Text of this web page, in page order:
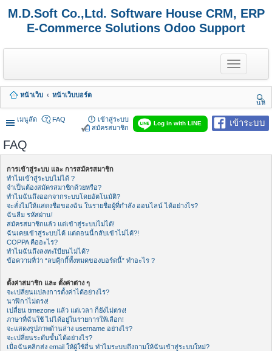
M.D.Soft Co.,Ltd. Software House CRM, ERP
E-Commerce Solutions Odoo Support
T
o
g
e
n
a
g
หน้าเว็บ
หน้าเว็บบอร์ด
นห
า
เมนูลัด
เข้าระบบ
Log in with LINE
FAQ
เข้าสู่ระบบ
สมัครสมาชิก
FAQ
การเข้าสู่ระบบ และ การสมัครสมาชิก
ทำไมเข้าสู่ระบบไม่ได้ ?
จำเป็นต้องสมัครสมาชิกด้วยหรือ?
ทำไมฉันถึงออกจากระบบโดยอัตโนมัติ?
จะสั่งไม่ให้แสดงชื่อของฉัน ในรายชื่อผู้ที่กำลัง ออนไลน์ ได้อย่างไร?
ฉันลืม รหัสผ่าน!
สมัครสมาชิกแล้ว แต่เข้าสู่ระบบไม่ได้!
ฉันเคยเข้าสู่ระบบได้ แต่ตอนนี้กลับเข้าไม่ได้?!
COPPA คืออะไร?
ทำไมฉันถึงลงทะเีบียนไม่ได้?
ข้อความที่ว่า “ลบคุีกกี้ทั้งหมดของบอร์ดนี้” ทำอะไร ?
ตั้งค่าสมาชิก และ ตั้งค่าต่าง ๆ
จะเปลี่ยนแปลงการตั้งค่าได้อย่างไร?
นาฬิกาไม่ตรง!
เปลี่ยน timezone แล้ว แต่เวลา ก็ยังไม่ตรง!
ภาษาที่ฉันใช้ ไม่ได้อยู่ในรายการให้เลือก!
จะแสดงรูปภาพด้านล่าง username อย่างไร?
จะเปลี่ยนระดับขั้นได้อย่างไร?
เมื่อฉันคลิกส่ง email ให้ผู้ใช้อื่น ทำไมระบบถึงถามให้ฉันเข้าสู่ระบบใหม่?